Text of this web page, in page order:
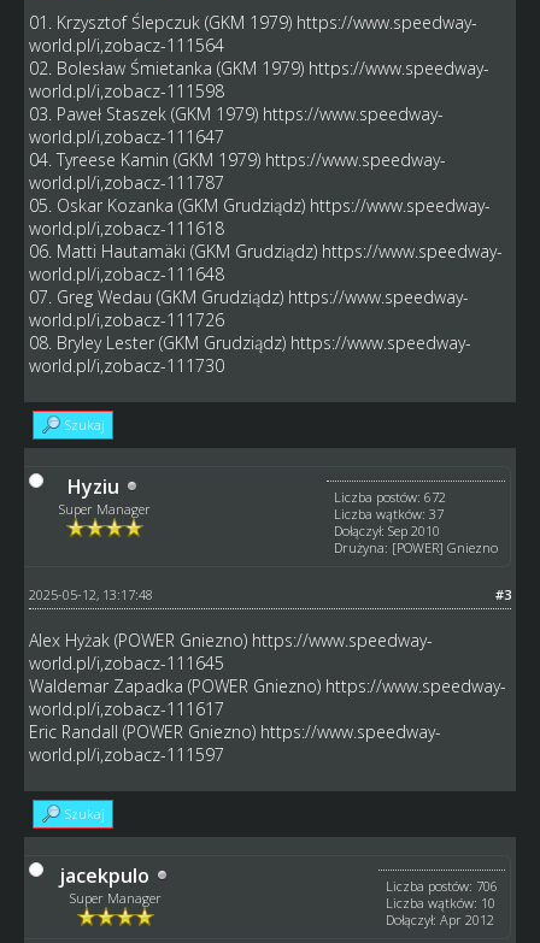
01. Krzysztof Ślepczuk (GKM 1979) https://www.speedway-
world.pl/i,zobacz-111564
02. Bolesław Śmietanka (GKM 1979) https://www.speedway-
world.pl/i,zobacz-111598
03. Paweł Staszek (GKM 1979) https://www.speedway-
world.pl/i,zobacz-111647
04. Tyreese Kamin (GKM 1979) https://www.speedway-
world.pl/i,zobacz-111787
05. Oskar Kozanka (GKM Grudziądz) https://www.speedway-
world.pl/i,zobacz-111618
06. Matti Hautamäki (GKM Grudziądz) https://www.speedway-
world.pl/i,zobacz-111648
07. Greg Wedau (GKM Grudziądz) https://www.speedway-
world.pl/i,zobacz-111726
08. Bryley Lester (GKM Grudziądz) https://www.speedway-
world.pl/i,zobacz-111730
Szukaj
Hyziu
Super Manager
Liczba postów: 672
Liczba wątków: 37
Dołączył: Sep 2010
Drużyna: [POWER] Gniezno
#3
2025-05-12, 13:17:48
Alex Hyżak (POWER Gniezno) https://www.speedway-
world.pl/i,zobacz-111645
Waldemar Zapadka (POWER Gniezno) https://www.speedway-
world.pl/i,zobacz-111617
Eric Randall (POWER Gniezno) https://www.speedway-
world.pl/i,zobacz-111597
Szukaj
jacekpulo
Super Manager
Liczba postów: 706
Liczba wątków: 10
Dołączył: Apr 2012